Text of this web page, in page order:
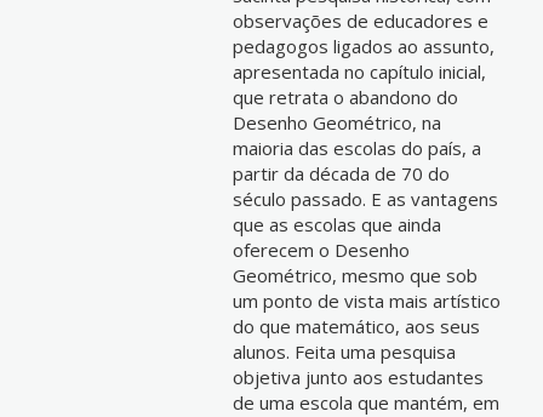
observações de educadores e
pedagogos ligados ao assunto,
apresentada no capítulo inicial,
que retrata o abandono do
Desenho Geométrico, na
maioria das escolas do país, a
partir da década de 70 do
século passado. E as vantagens
que as escolas que ainda
oferecem o Desenho
Geométrico, mesmo que sob
um ponto de vista mais artístico
do que matemático, aos seus
alunos. Feita uma pesquisa
objetiva junto aos estudantes
de uma escola que mantém, em